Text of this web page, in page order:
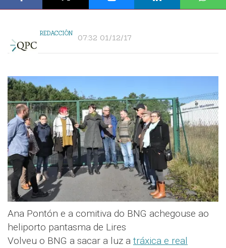
REDACCIÓN 07:32 01/12/17
Ana Pontón e a comitiva do BNG achegouse ao
heliporto pantasma de Lires
Volveu o BNG a sacar a luz a tráxica e real